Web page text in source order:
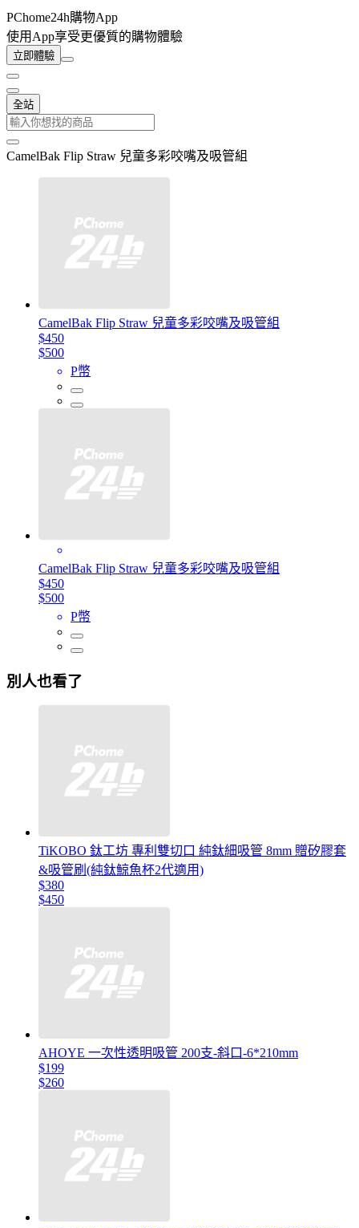
PChome24h購物App
使用App享受更優質的購物體驗
立即體驗
全站
CamelBak Flip Straw 兒童多彩咬嘴及吸管組
CamelBak Flip Straw 兒童多彩咬嘴及吸管組
$450
$500
P幣
CamelBak Flip Straw 兒童多彩咬嘴及吸管組
$450
$500
P幣
別人也看了
TiKOBO 鈦工坊 專利雙切口 純鈦細吸管 8mm 贈矽膠套
&吸管刷(純鈦鯨魚杯2代適用)
$380
$450
AHOYE 一次性透明吸管 200支-斜口-6*210mm
$199
$260